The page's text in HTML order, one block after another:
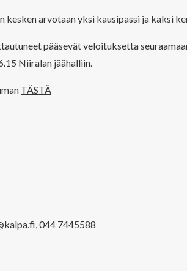
kesken arvotaan yksi kausipassi ja kaksi
pääsevät veloituksetta
Niiralan jäähalliin.
TÄSTÄ
044 7445588